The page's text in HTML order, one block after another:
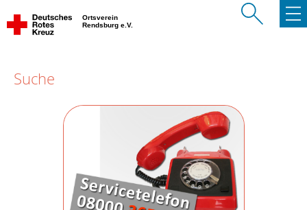
Ortsverein
Rendsburg e.V.
Suche